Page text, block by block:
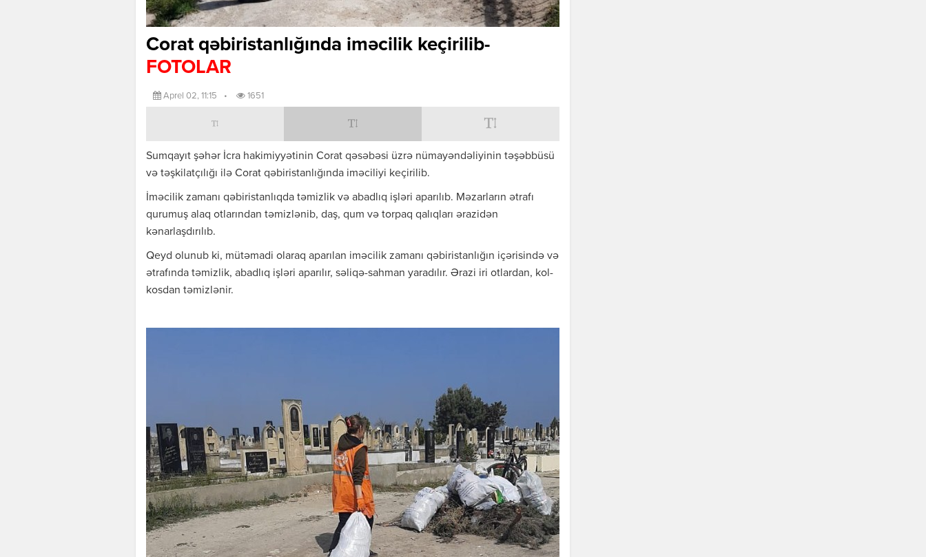
Corat qəbiristanlığında iməcilik keçirilib-
FOTOLAR
Aprel 02, 11:15 • 1651
Sumqayıt şəhər İcra hakimiyyətinin Corat qəsəbəsi üzrə nümayəndəliyinin təşəbbüsü
və təşkilatçılığı ilə Corat qəbiristanlığında iməciliyi keçirilib.
İməcilik zamanı qəbiristanlıqda təmizlik və abadlıq işləri aparılıb. Məzarların ətrafı
qurumuş alaq otlarından təmizlənib, daş, qum və torpaq qalıqları ərazidən
kənarlaşdırılıb.
Qeyd olunub ki, mütəmadi olaraq aparılan iməcilik zamanı qəbiristanlığın içərisində və
ətrafında təmizlik, abadlıq işləri aparılır, səliqə-sahman yaradılır. Ərazi iri otlardan, kol-
kosdan təmizlənir.